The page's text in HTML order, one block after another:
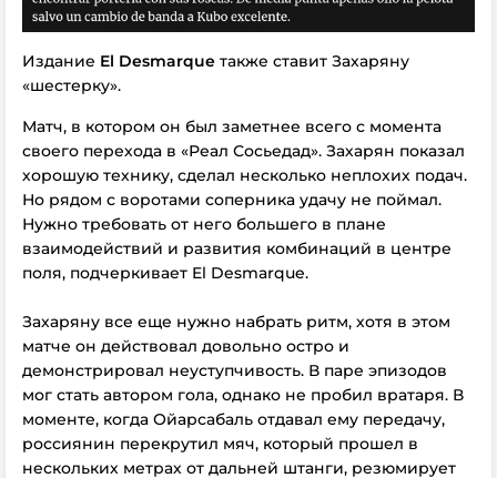
Издание El Desmarque также ставит Захаряну
«шестерку».
Матч, в котором он был заметнее всего с момента
своего перехода в «Реал Сосьедад». Захарян показал
хорошую технику, сделал несколько неплохих подач.
Но рядом с воротами соперника удачу не поймал.
Нужно требовать от него большего в плане
взаимодействий и развития комбинаций в центре
поля, подчеркивает El Desmarque.
Захаряну все еще нужно набрать ритм, хотя в этом
матче он действовал довольно остро и
демонстрировал неуступчивость. В паре эпизодов
мог стать автором гола, однако не пробил вратаря. В
моменте, когда Ойарсабаль отдавал ему передачу,
россиянин перекрутил мяч, который прошел в
нескольких метрах от дальней штанги, резюмирует